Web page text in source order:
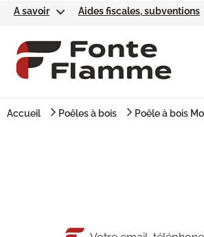
A savoir Aides fiscales, subventions
Accueil Poêles à bois Poêle à bois